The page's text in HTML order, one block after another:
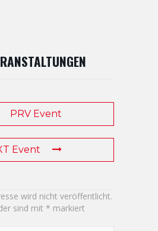
PRV Event
Event
wird nicht veröffentlicht.
sind mit * markiert